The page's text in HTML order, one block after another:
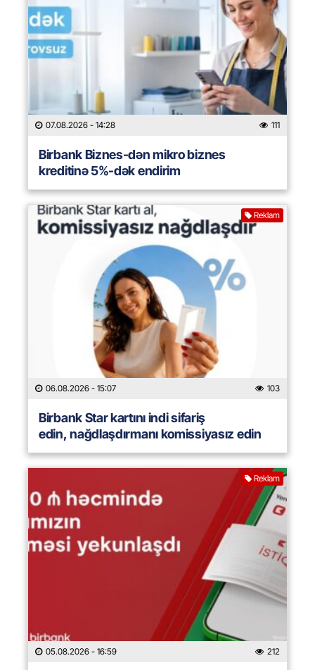
07.08.2026 - 14:28 111
Birbank Biznes-dən mikro biznes
kreditinə 5%-dək endirim
Reklam
06.08.2026 - 15:07 103
Birbank Star kartını indi sifariş
edin, nağdlaşdırmanı komissiyasız edin
Reklam
05.08.2026 - 16:59 212